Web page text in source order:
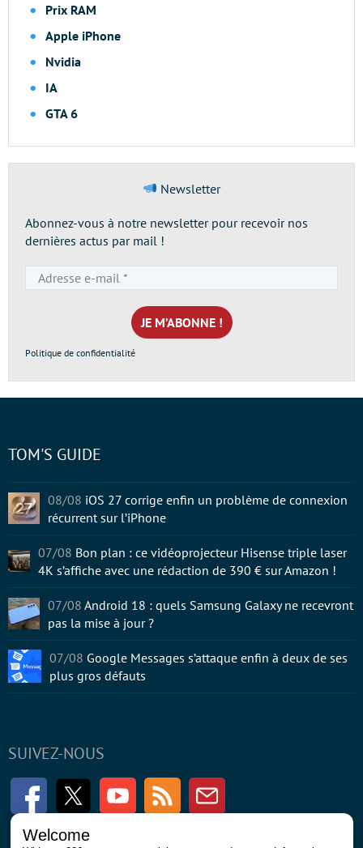
Prix RAM
Apple iPhone
Nvidia
IA
GTA 6
Newsletter
Abonnez-vous à notre newsletter pour recevoir nos
dernières actus par mail !
e-
mail
*
Politique de confidentialité
SUIVEZ-NOUS
FacebookTwitter Youtube RSS Newsletter
TOM'S GUIDE
08/08 iOS 27 corrige enfin un problème de connexion
récurrent sur l’iPhone
07/08 Bon plan : ce vidéoprojecteur Hisense triple laser
4K s’affiche avec une rédaction de 390 € sur Amazon !
07/08 Android 18 : quels Samsung Galaxy ne recevront
pas la mise à jour ?
07/08 Google Messages s’attaque enfin à deux de ses
plus gros défauts
Welcome